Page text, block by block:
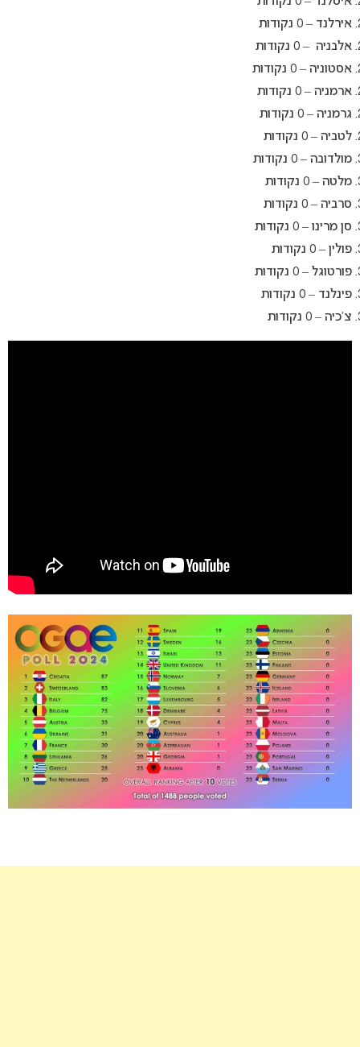
אירלנד – 0 נקודות
אלבניה – 0 נקודות
אסטוניה – 0 נקודות
ארמניה – 0 נקודות
גרמניה – 0 נקודות
לטביה – 0 נקודות
מולדובה – 0 נקודות
מלטה – 0 נקודות
סרביה – 0 נקודות
סן מרינו – 0 נקודות
פולין – 0 נקודות
פורטוגל – 0 נקודות
פינלנד – 0 נקודות
צ’כיה – 0 נקודות